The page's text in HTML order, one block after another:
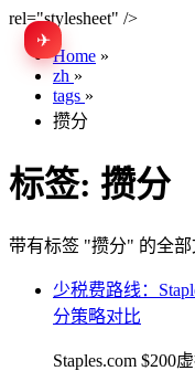
rel="stylesheet" />
✈
Home »
zh »
tags »
攒分
标签: 攒分
带有标签 "攒分" 的全部
少税费路线：
分策略对比
Staples.com $200